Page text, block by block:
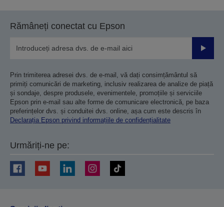
Rămâneți conectat cu Epson
Prin trimiterea adresei dvs. de e-mail, vă dați consimțământul să
primiți comunicări de marketing, inclusiv realizarea de analize de piață
și sondaje, despre produsele, evenimentele, promoțiile și serviciile
Epson prin e-mail sau alte forme de comunicare electronică, pe baza
preferințelor dvs. și conduitei dvs. online, așa cum este descris în
Declarația Epson privind informațiile de confidențialitate
Urmăriți-ne pe: